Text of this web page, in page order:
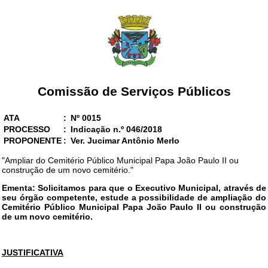
Comissão de Serviços Públicos
ATA : Nº 0015
PROCESSO
: Indicação n.º 046/2018
PROPONENTE : Ver. Jucimar Antônio Merlo
"Ampliar do Cemitério Público Municipal Papa João Paulo II ou
construção de um novo cemitério."
Ementa: Solicitamos para que o Executivo Municipal, através de
seu órgão competente, estude a possibilidade de ampliação do
Cemitério Público Municipal Papa João Paulo II ou construção
de um novo cemitério.
JUSTIFICATIVA